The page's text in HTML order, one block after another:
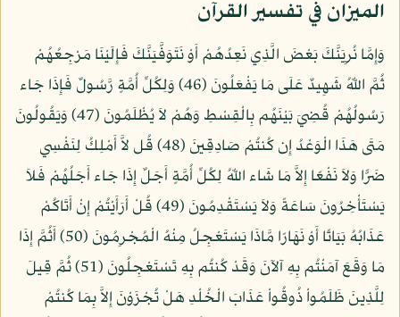
الميزان في تفسير القرآن
وَإِمَّا نُرِيَنَّكَ بَعْضَ الَّذِي نَعِدُهُمْ أَوْ نَتَوَفَّيَنَّكَ فَإِلَيْنَا مَرْجِعُهُمْ
ثُمَّ اللّهُ شَهِيدٌ عَلَى مَا يَفْعَلُونَ (46) وَلِكُلِّ أُمَّةٍ رَّسُولٌ فَإِذَا جَاء
رَسُولُهُمْ قُضِيَ بَيْنَهُم بِالْقِسْطِ وَهُمْ لاَ يُظْلَمُونَ (47) وَيَقُولُونَ
مَتَى هَذَا الْوَعْدُ إِن كُنتُمْ صَادِقِينَ (48) قُل لاَّ أَمْلِكُ لِنَفْسِي
ضَرًّا وَلاَ نَفْعًا إِلاَّ مَا شَاء اللّهُ لِكُلِّ أُمَّةٍ أَجَلٌ إِذَا جَاء أَجَلُهُمْ فَلاَ
يَسْتَأْخِرُونَ سَاعَةً وَلاَ يَسْتَقْدِمُونَ (49) قُلْ أَرَأَيْتُمْ إِنْ أَتَاكُمْ
عَذَابُهُ بَيَاتًا أَوْ نَهَارًا مَّاذَا يَسْتَعْجِلُ مِنْهُ الْمُجْرِمُونَ (50) أَثُمَّ إِذَا
مَا وَقَعَ آمَنْتُم بِهِ آلآنَ وَقَدْ كُنتُم بِهِ تَسْتَعْجِلُونَ (51) ثُمَّ قِيلَ
لِلَّذِينَ ظَلَمُواْ ذُوقُواْ عَذَابَ الْخُلْدِ هَلْ تُجْزَوْنَ إِلاَّ بِمَا كُنتُمْ